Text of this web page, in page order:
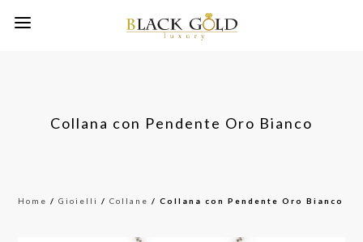
Collana con Pendente Oro Bianco
Home /Gioielli /Collane / Collana con Pendente Oro Bianco